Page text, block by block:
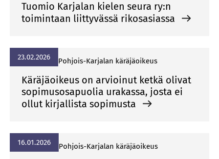
Tuomio Karjalan kielen seura ry:n
toimintaan liittyvässä rikosasiassa
23.02.2026 Poh­jois-Kar­ja­lan kä­rä­jä­oi­keus
Käräjäoikeus on arvioinut ketkä olivat
sopimusosapuolia urakassa, josta ei
ollut kirjallista sopimusta
16.01.2026 Poh­jois-Kar­ja­lan kä­rä­jä­oi­keus